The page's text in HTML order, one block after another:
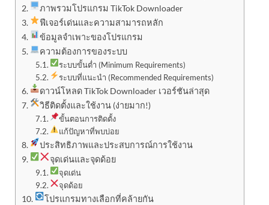
ภาพรวมโปรแกรม TikTok Downloader
ฟีเจอร์เด่นและความสามารถหลัก
ข้อมูลจำเพาะของโปรแกรม
ความต้องการของระบบ
ระบบขั้นต่ำ (Minimum Requirements)
ระบบที่แนะนำ (Recommended Requirements)
ดาวน์โหลด TikTok Downloader เวอร์ชันล่าสุด
วิธีติดตั้งและใช้งาน (ง่ายมาก!)
ขั้นตอนการติดตั้ง
แก้ปัญหาที่พบบ่อย
ประสิทธิภาพและประสบการณ์การใช้งาน
จุดเด่นและจุดด้อย
จุดเด่น
จุดด้อย
โปรแกรมทางเลือกที่คล้ายกัน